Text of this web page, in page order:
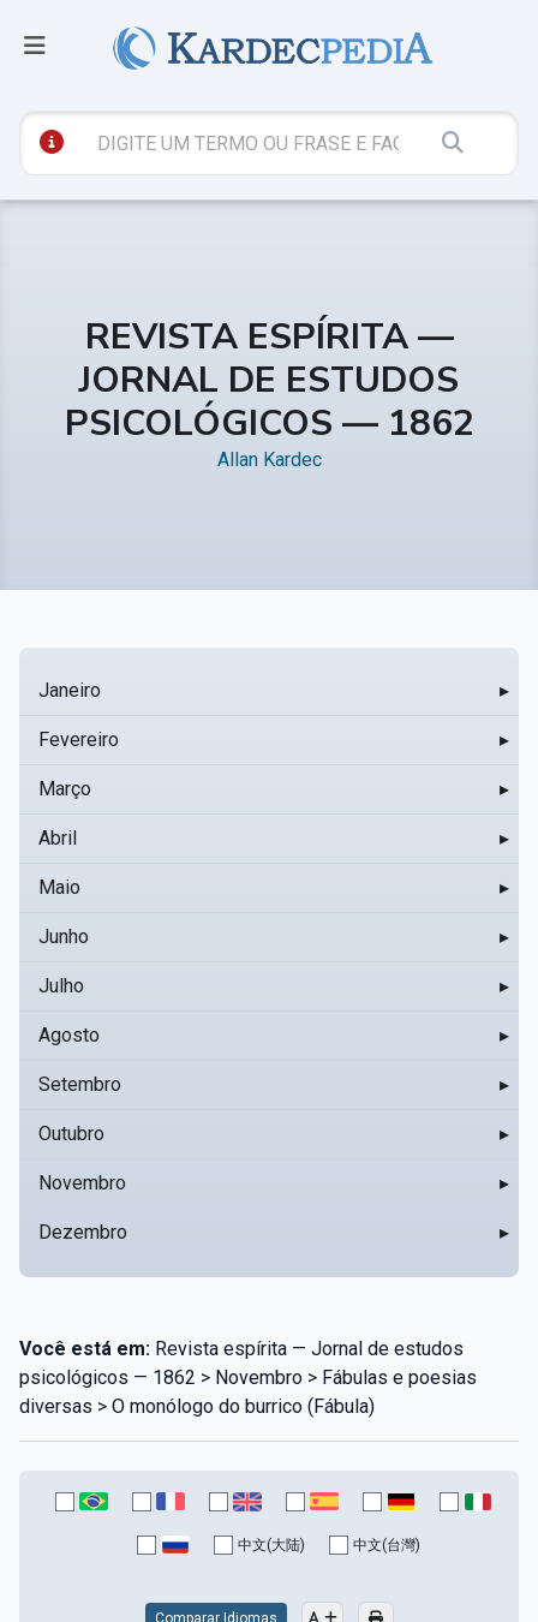
REVISTA ESPÍRITA —
JORNAL DE ESTUDOS
PSICOLÓGICOS — 1862
Allan Kardec
Janeiro ▸
Fevereiro ▸
Março ▸
Abril ▸
Maio ▸
Junho ▸
Julho ▸
Agosto ▸
Setembro ▸
Outubro ▸
Novembro ▸
Dezembro ▸
Você está em: Revista espírita — Jornal de estudos
psicológicos — 1862 > Novembro > Fábulas e poesias
diversas > O monólogo do burrico (Fábula)
中文(大陆) 中文(台灣)
Comparar Idiomas